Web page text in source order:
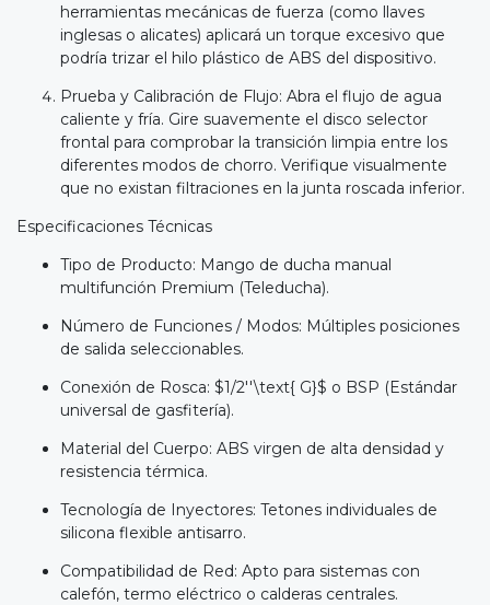
herramientas mecánicas de fuerza (como llaves
inglesas o alicates) aplicará un torque excesivo que
podría trizar el hilo plástico de ABS del dispositivo.
Prueba y Calibración de Flujo: Abra el flujo de agua
caliente y fría. Gire suavemente el disco selector
frontal para comprobar la transición limpia entre los
diferentes modos de chorro. Verifique visualmente
que no existan filtraciones en la junta roscada inferior.
Especificaciones Técnicas
Tipo de Producto: Mango de ducha manual
multifunción Premium (Teleducha).
Número de Funciones / Modos: Múltiples posiciones
de salida seleccionables.
Conexión de Rosca: $1/2''\text{ G}$ o BSP (Estándar
universal de gasfitería).
Material del Cuerpo: ABS virgen de alta densidad y
resistencia térmica.
Tecnología de Inyectores: Tetones individuales de
silicona flexible antisarro.
Compatibilidad de Red: Apto para sistemas con
calefón, termo eléctrico o calderas centrales.